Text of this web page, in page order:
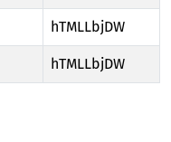
hTMLLbjDW
hTMLLbjDW